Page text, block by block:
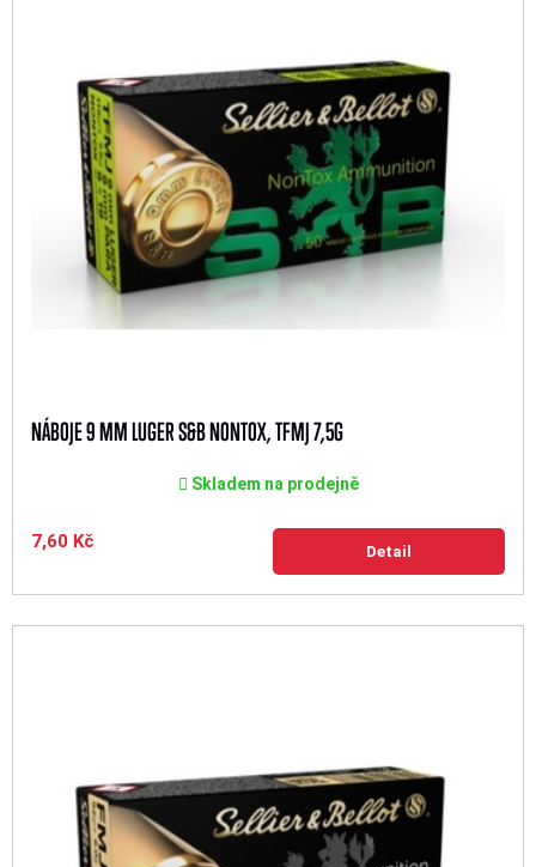
NÁBOJE 9 MM LUGER S&B NONTOX, TFMJ 7,5G
Skladem na prodejně
7,60 Kč Detail